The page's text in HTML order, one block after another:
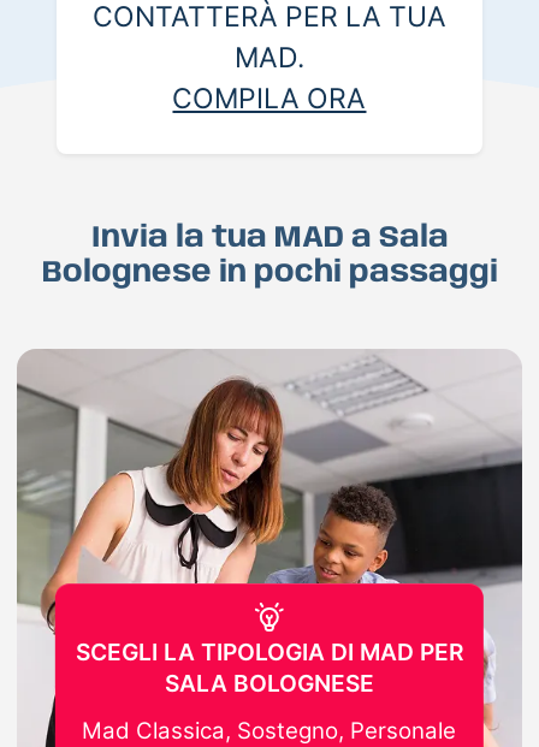
CONTATTERÀ PER LA TUA
MAD.
COMPILA ORA
Invia la tua MAD a Sala
Bolognese in pochi passaggi
SCEGLI LA TIPOLOGIA DI MAD PER
SALA BOLOGNESE
Mad Classica, Sostegno, Personale